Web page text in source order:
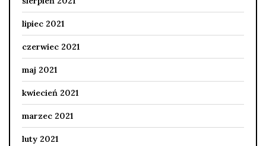
lipiec 2021
czerwiec 2021
maj 2021
kwiecień 2021
marzec 2021
luty 2021